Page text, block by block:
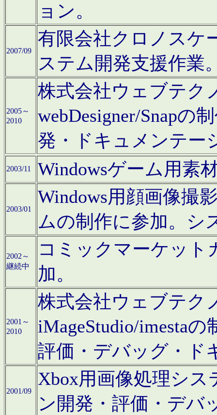
ョン。
2007/09
有限会社クロノスケ
ステム開発支援作業
2005～
2010
株式会社ウェブテク
webDesigner/Snapの
発・ドキュメンテー
2003/11 Windowsゲーム用素
2003/01
Windows用顔画像撮
ムの制作に参加。シ
2002～
継続中
コミックマーケット
加。
2001～
2010
株式会社ウェブテク
iMageStudio/imesta
評価・デバッグ・ド
2001/09
Xbox用画像処理シ
ン開発・評価・デバ